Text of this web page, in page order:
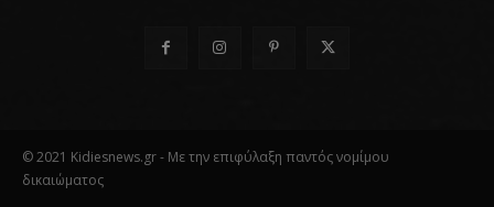
© 2021 Kidiesnews.gr - Με την επιφύλαξη παντός νομίμου
δικαιώματος